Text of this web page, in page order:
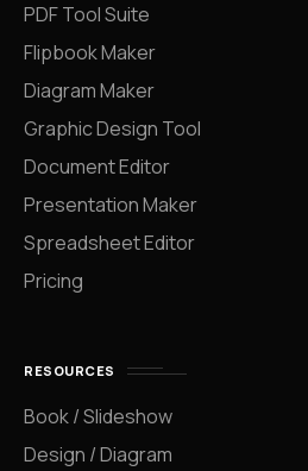
PDF Tool Suite
Flipbook Maker
Diagram Maker
Graphic Design Tool
Document Editor
Presentation Maker
Spreadsheet Editor
Pricing
RESOURCES
Book / Slideshow
Design / Diagram